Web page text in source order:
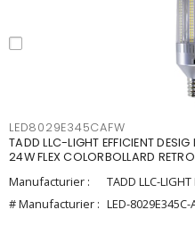
LED8029E345CAFW
TADD LLC-LIGHT EFFICIENT
24W FLEX COLORBOLLARD
Manufacturier :
TADD LLC-LIGHT
# Manufacturier : LED-8029E345C-